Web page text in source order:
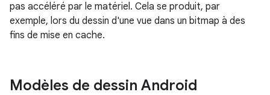
pas accéléré par le matériel. Cela se produit, par
exemple, lors du dessin d'une vue dans un bitmap à des
fins de mise en cache.
Modèles de dessin Android